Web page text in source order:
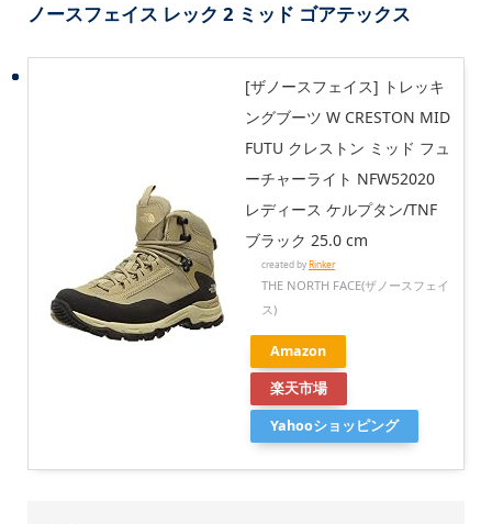
ノースフェイス レック 2 ミッド ゴアテックス
[ザノースフェイス] トレッキ
ングブーツ W CRESTON MID
FUTU クレストン ミッド フュ
ーチャーライト NFW52020
レディース ケルプタン/TNF
ブラック 25.0 cm
created byRinker
THE NORTH FACE(ザノースフェイ
ス)
Amazon
楽天市場
Yahooショッピング